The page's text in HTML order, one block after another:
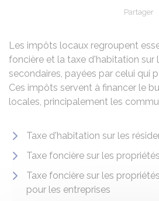
Partager
Les impôts locaux regroupent
foncière et la taxe d'habitation sur
secondaires, payées par celui qui
Ces impôts servent à financer le
locales, principalement les
Taxe d'habitation sur les
Taxe foncière sur les
Taxe foncière sur les
pour les entreprises